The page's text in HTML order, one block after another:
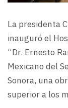
La presidenta
inauguró el
“Dr. Ernesto
Mexicano del
Sonora, una
superior a los